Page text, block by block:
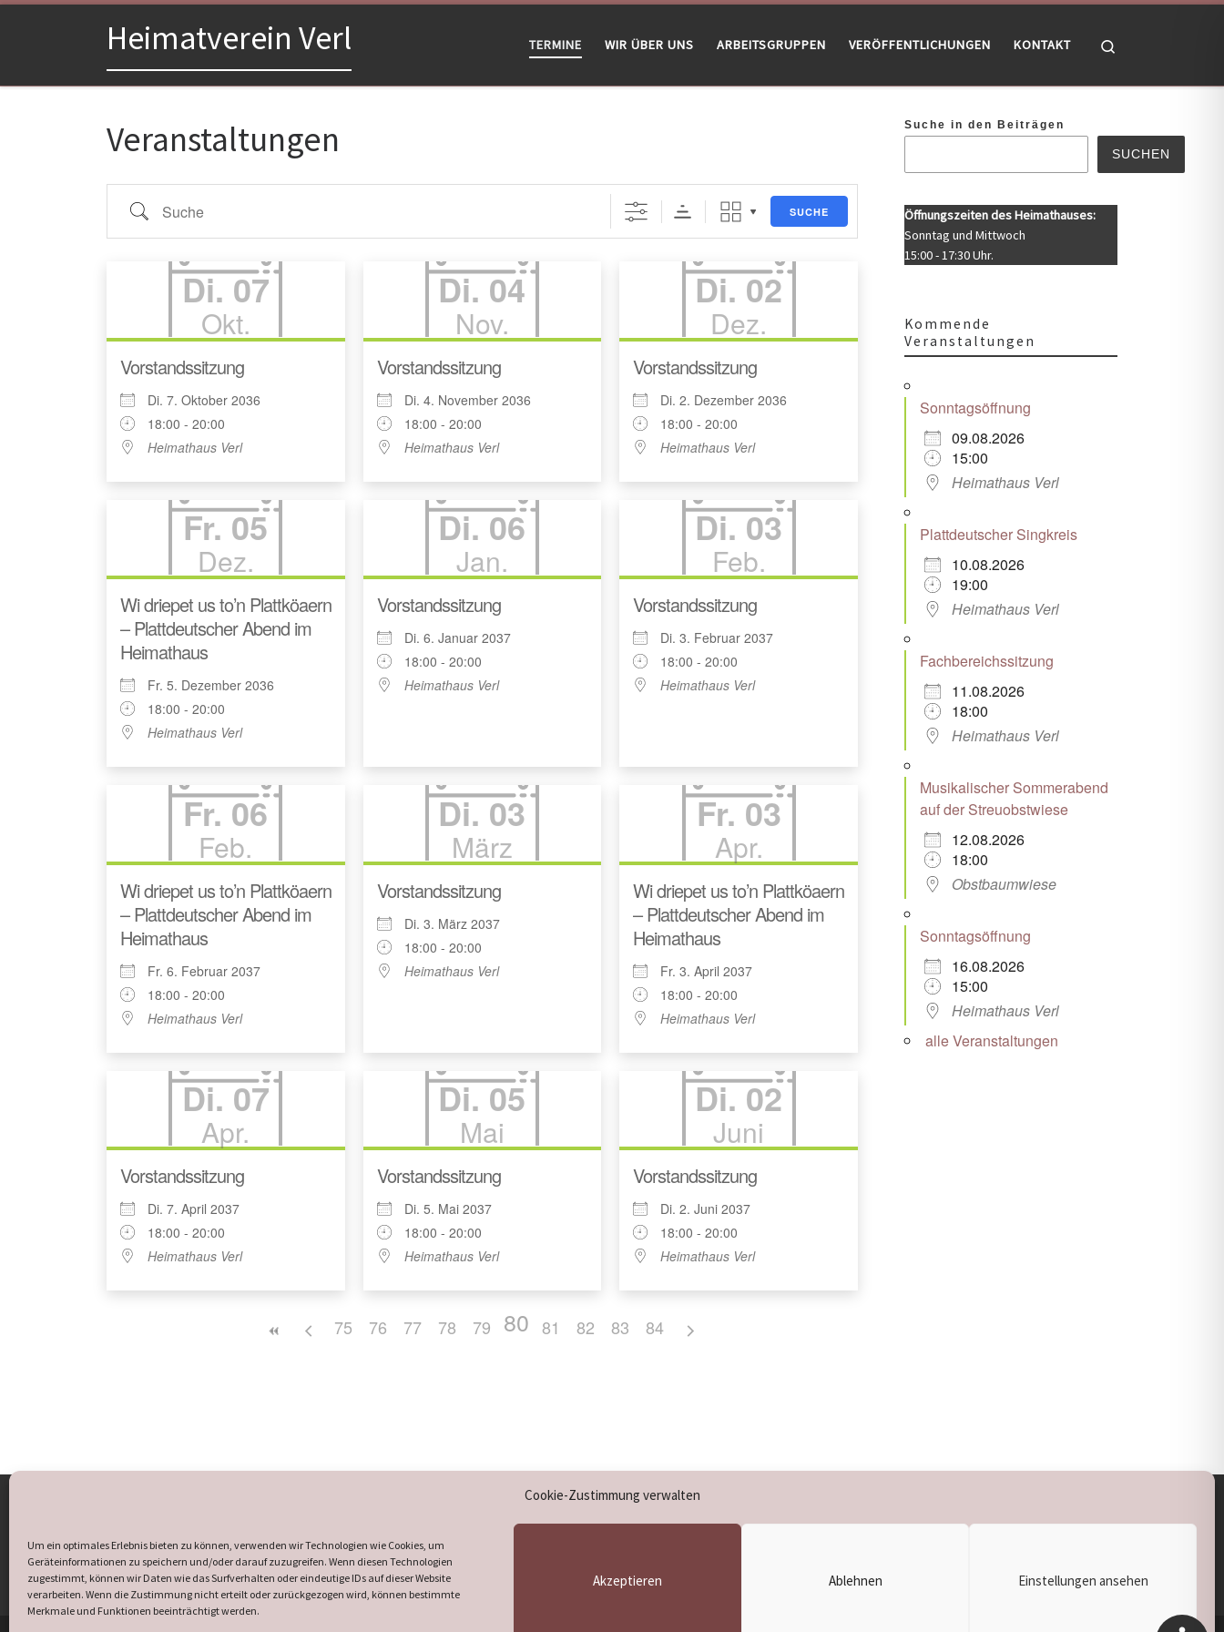
Cookie-Zustimmung verwalten
Um ein optimales Erlebnis bieten zu können, verwenden wir Technologien wie Cookies, um
Geräteinformationen zu speichern und/oder darauf zuzugreifen. Wenn diesen Technologien
zugestimmt, können wir Daten wie das Surfverhalten oder eindeutige IDs auf dieser Website
verarbeiten. Wenn die Zustimmung nicht erteilt oder zurückgezogen wird, können bestimmte
Merkmale und Funktionen beeinträchtigt werden.
Akzeptieren Ablehnen Einstellungen ansehen
Zum Inhalt springenHeimatverein Verl TERMINE WIR ÜBER UNS ARBEITSGRUPPEN VERÖFFENTLICHUNGEN KONTAKT
Veranstaltungen
Suche
SUCHE
Di. 07
Okt.
Vorstandssitzung
Di. 7. Oktober 2036
18:00 - 20:00
Heimathaus Verl
Di. 04
Nov.
Vorstandssitzung
Di. 4. November 2036
18:00 - 20:00
Heimathaus Verl
Di. 02
Dez.
Vorstandssitzung
Di. 2. Dezember 2036
18:00 - 20:00
Heimathaus Verl
Fr. 05
Dez.
Wi driepet us to’n Plattköaern
– Plattdeutscher Abend im
Heimathaus
Fr. 5. Dezember 2036
18:00 - 20:00
Heimathaus Verl
Di. 06
Jan.
Vorstandssitzung
Di. 6. Januar 2037
18:00 - 20:00
Heimathaus Verl
Di. 03
Feb.
Vorstandssitzung
Di. 3. Februar 2037
18:00 - 20:00
Heimathaus Verl
Fr. 06
Feb.
Wi driepet us to’n Plattköaern
– Plattdeutscher Abend im
Heimathaus
Fr. 6. Februar 2037
18:00 - 20:00
Heimathaus Verl
Di. 03
März
Vorstandssitzung
Di. 3. März 2037
18:00 - 20:00
Heimathaus Verl
Fr. 03
Apr.
Wi driepet us to’n Plattköaern
– Plattdeutscher Abend im
Heimathaus
Fr. 3. April 2037
18:00 - 20:00
Heimathaus Verl
Di. 07
Apr.
Vorstandssitzung
Di. 7. April 2037
18:00 - 20:00
Heimathaus Verl
Di. 05
Mai
Vorstandssitzung
Di. 5. Mai 2037
18:00 - 20:00
Heimathaus Verl
Di. 02
Juni
Vorstandssitzung
Di. 2. Juni 2037
18:00 - 20:00
Heimathaus Verl
75 76 77 78 79 80 81 82 83 84
Suche in den Beiträgen
SUCHEN
Öffnungszeiten des Heimathauses:
Sonntag und Mittwoch
15:00 - 17:30 Uhr.
Kommende
Veranstaltungen
Sonntagsöffnung
09.08.2026
15:00
Heimathaus Verl
Plattdeutscher Singkreis
10.08.2026
19:00
Heimathaus Verl
Fachbereichssitzung
11.08.2026
18:00
Heimathaus Verl
Musikalischer Sommerabend
auf der Streuobstwiese
12.08.2026
18:00
Obstbaumwiese
Sonntagsöffnung
16.08.2026
15:00
Heimathaus Verl
alle Veranstaltungen
15:00 - 17:30 Uhr.